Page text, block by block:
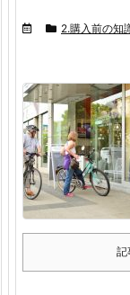
2.購入前の知
記